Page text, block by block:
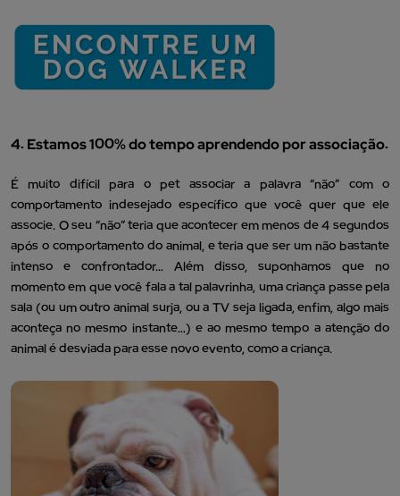
4. Estamos 100% do tempo aprendendo por associação.
É muito difícil para o pet associar a palavra “não” com o
comportamento indesejado específico que você quer que ele
associe. O seu “não” teria que acontecer em menos de 4 segundos
após o comportamento do animal, e teria que ser um não bastante
intenso e confrontador… Além disso, suponhamos que no
momento em que você fala a tal palavrinha, uma criança passe pela
sala (ou um outro animal surja, ou a TV seja ligada, enfim, algo mais
aconteça no mesmo instante…) e ao mesmo tempo a atenção do
animal é desviada para esse novo evento, como a criança.